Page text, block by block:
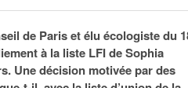
de la tech et de la finance
inaugure une nouvelle
janvier 2026
Municipales 2026 : la CCI livre 23
relancer l’économie parisienne- 20
Exclusif –
feuille de
juillet 2026
À Paris, les
de Paris et élu écologiste du
à la liste LFI de Sophia
Une décision motivée par des